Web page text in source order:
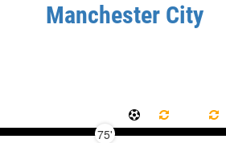
Manchester City
75'